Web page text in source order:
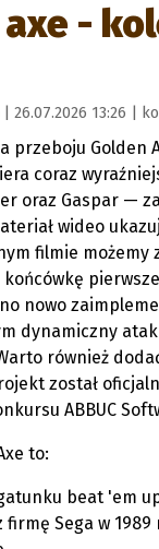
-
| 26.07.2026 13:26 |
przeboju Golden
coraz
oraz Gaspar —
wideo
filmie możemy
nowo
dynamiczny
również
został
ABBUC
to:
beat 'em
Sega w 1989